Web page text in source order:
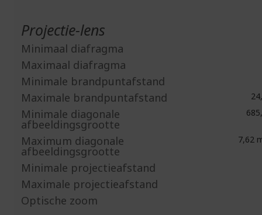
Projectie-lens
Minimaal diafragma
Maximaal diafragma
Minimale brandpuntafstand
Maximale brandpuntafstand
Minimale diagonale
afbeeldingsgrootte
Maximum diagonale
afbeeldingsgrootte
7,62
Minimale projectieafstand
Maximale projectieafstand
Optische zoom